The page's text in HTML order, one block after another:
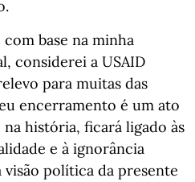
base na minha
considerei a USAID
para muitas das
encerramento é um ato
história, ficará ligado às
e à ignorância
política da presente